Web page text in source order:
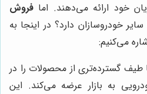
خود ارائه می‌دهند. اما فروش
خودروسازان دارد؟ در اینجا به
می‌کنیم:
طیف گسترده‌تری از محصولات را در
به بازار عرضه می‌کند. این